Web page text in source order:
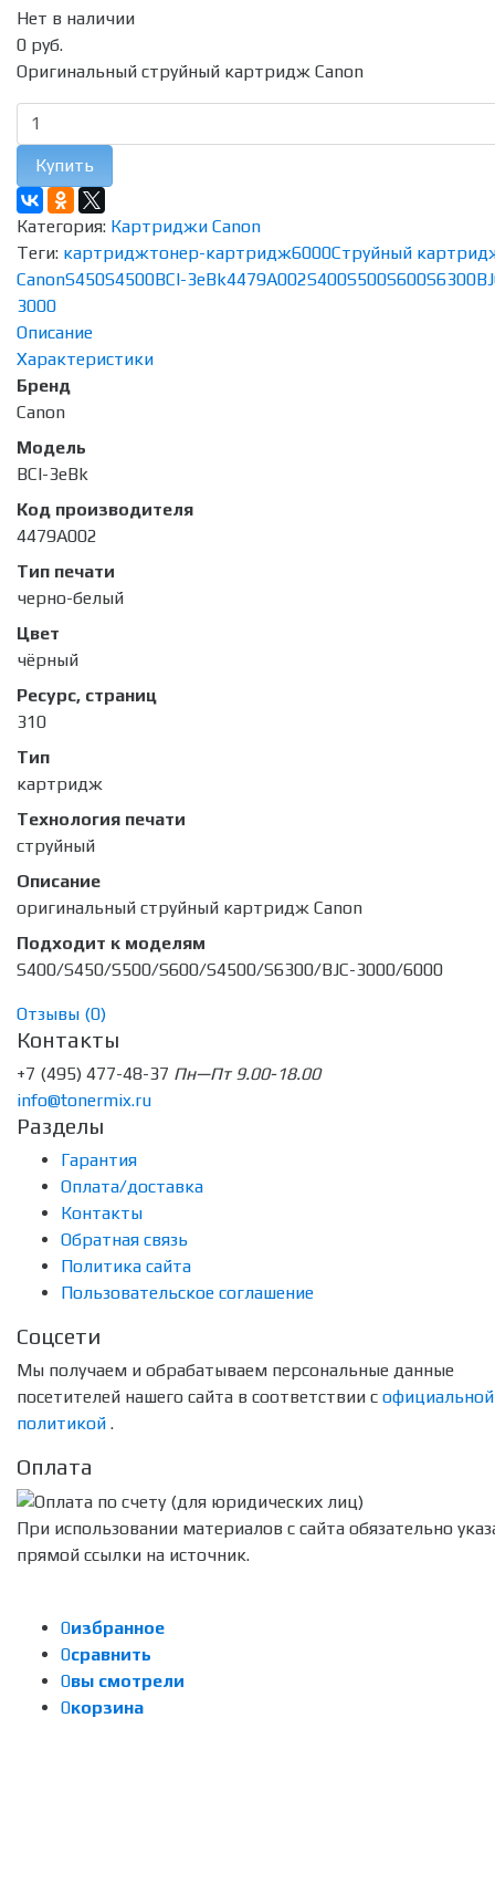
Нет в наличии
0 руб.
Оригинальный струйный картридж Canon
Купить
Категория: Картриджи Canon
Теги: картриджтонер-картридж6000Струйный
CanonS450S4500BCI-3eBk4479A002S400S500S600S6300
3000
Описание
Характеристики
Бренд
Canon
Модель
BCI-3eBk
Код производителя
4479A002
Тип печати
черно-белый
Цвет
чёрный
Ресурс, страниц
310
Тип
картридж
Технология печати
струйный
Описание
оригинальный струйный картридж Canon
Подходит к моделям
S400/S450/S500/S600/S4500/S6300/BJC-3000/6000
Отзывы (0)
Контакты
+7 (495) 477-48-37 Пн—Пт 9.00-18.00
info@tonermix.ru
Разделы
Гарантия
Оплата/доставка
Контакты
Обратная связь
Политика сайта
Пользовательское соглашение
Соцсети
Мы получаем и обрабатываем персональные данные
посетителей нашего сайта в соответствии с официальной
политикой .
Оплата
При использовании материалов с сайта обязательно
прямой ссылки на источник.
0избранное
0сравнить
0вы смотрели
0корзина